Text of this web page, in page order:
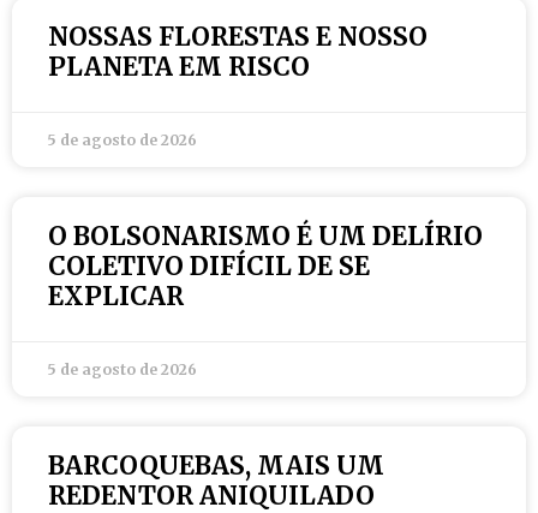
NOSSAS FLORESTAS E NOSSO
PLANETA EM RISCO
5 de agosto de 2026
O BOLSONARISMO É UM DELÍRIO
COLETIVO DIFÍCIL DE SE
EXPLICAR
5 de agosto de 2026
BARCOQUEBAS, MAIS UM
REDENTOR ANIQUILADO